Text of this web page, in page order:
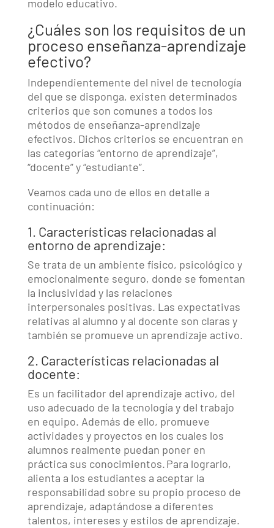
modelo educativo.
¿Cuáles son los requisitos de un
proceso enseñanza-aprendizaje
efectivo?
Independientemente del nivel de tecnología
del que se disponga, existen determinados
criterios que son comunes a todos los
métodos de enseñanza-aprendizaje
efectivos. Dichos criterios se encuentran en
las categorías “entorno de aprendizaje”,
“docente” y “estudiante”.
Veamos cada uno de ellos en detalle a
continuación:
1. Características relacionadas al
entorno de aprendizaje:
Se trata de un ambiente físico, psicológico y
emocionalmente seguro, donde se fomentan
la inclusividad y las relaciones
interpersonales positivas. Las expectativas
relativas al alumno y al docente son claras y
también se promueve un aprendizaje activo.
2. Características relacionadas al
docente:
Es un facilitador del aprendizaje activo, del
uso adecuado de la tecnología y del trabajo
en equipo. Además de ello, promueve
actividades y proyectos en los cuales los
alumnos realmente puedan poner en
práctica sus conocimientos. Para lograrlo,
alienta a los estudiantes a aceptar la
responsabilidad sobre su propio proceso de
aprendizaje, adaptándose a diferentes
talentos, intereses y estilos de aprendizaje.